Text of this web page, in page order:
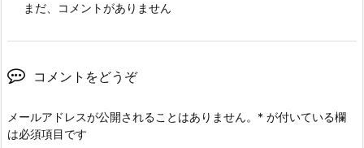
まだ、コメントがありません
コメントをどうぞ
メールアドレスが公開されることはありません。 * が付いている欄
は必須項目です